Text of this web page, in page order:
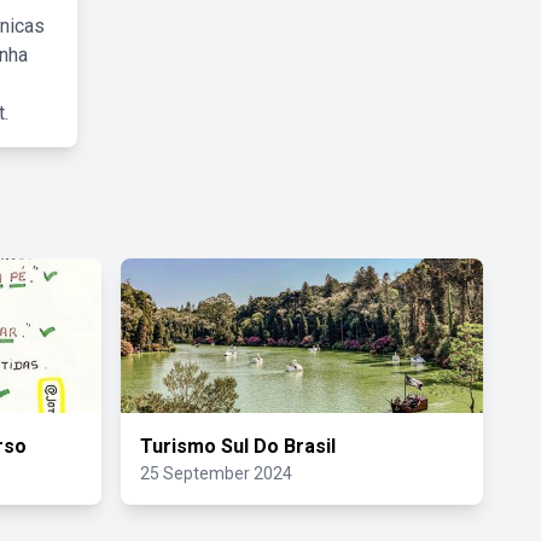
Turismo Sul Do Brasil
25 September 2024